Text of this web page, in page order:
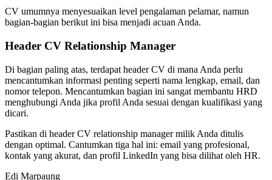
CV umumnya menyesuaikan level pengalaman pelamar, namun
bagian-bagian berikut ini bisa menjadi acuan Anda.
Header CV Relationship Manager
Di bagian paling atas, terdapat header CV di mana Anda perlu
mencantumkan informasi penting seperti nama lengkap, email, dan
nomor telepon. Mencantumkan bagian ini sangat membantu HRD
menghubungi Anda jika profil Anda sesuai dengan kualifikasi yang
dicari.
Pastikan di header CV relationship manager milik Anda ditulis
dengan optimal. Cantumkan tiga hal ini: email yang profesional,
kontak yang akurat, dan profil LinkedIn yang bisa dilihat oleh HR.
Edi Marpaung